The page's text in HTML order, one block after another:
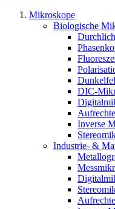
Mikroskope
Biologische
DIC-
Inverse
Industrie- &